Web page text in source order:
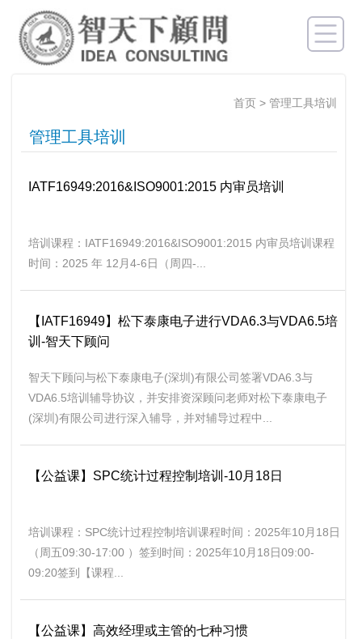
首页 >管理工具培训
管理工具培训
IATF16949:2016&ISO9001:2015 内审员培训
培训课程：IATF16949:2016&ISO9001:2015 内审员培训课程
时间：2025 年 12月4-6日（周四-...
【IATF16949】松下泰康电子进行VDA6.3与VDA6.5培
训-智天下顾问
智天下顾问与松下泰康电子(深圳)有限公司签署VDA6.3与
VDA6.5培训辅导协议，并安排资深顾问老师对松下泰康电子
(深圳)有限公司进行深入辅导，并对辅导过程中...
【公益课】SPC统计过程控制培训-10月18日
培训课程：SPC统计过程控制培训课程时间：2025年10月18日
（周五09:30-17:00 ）签到时间：2025年10月18日09:00-
09:20签到【课程...
【公益课】高效经理或主管的七种习惯